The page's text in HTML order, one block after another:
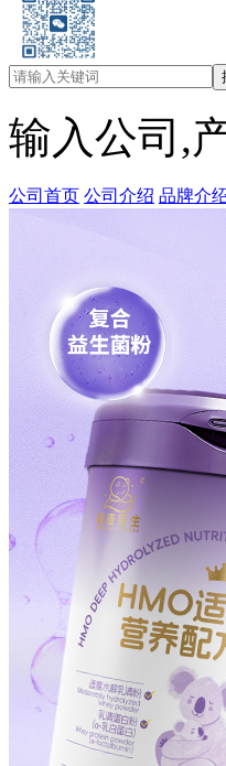
输入公司,
公司首页 公司介绍 品牌介